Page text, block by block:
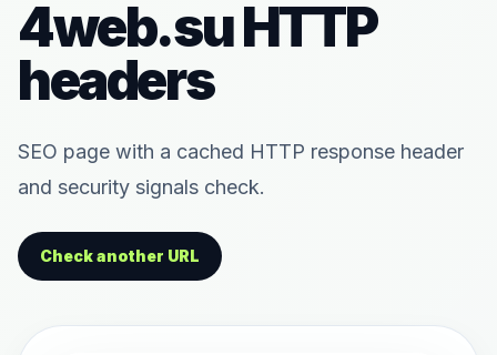
4web.suHTTP
headers
SEO page with a cached HTTP response header
and security signals check.
Check another URL